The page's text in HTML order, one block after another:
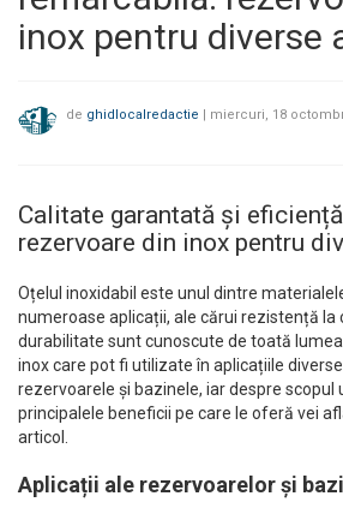
inox pentru diverse
de ghidlocalredactie | miercuri, 18
Calitate garantată și
rezervoare din inox pentru
Oțelul inoxidabil este unul dintre
numeroase aplicații, ale cărui rezistență la
durabilitate sunt cunoscute de toată
inox care pot fi utilizate în aplicațiile
rezervoarele și bazinele, iar despre scopul
principalele beneficii pe care le oferă vei
articol.
Aplicații ale rezervoarelor și